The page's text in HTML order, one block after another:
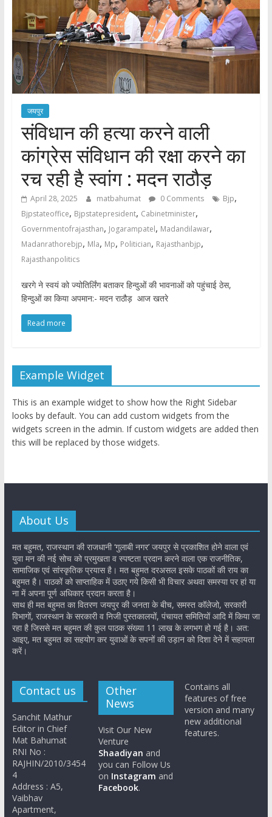
जयपुर
संविधान की हत्या करने वाली
कांग्रेस संविधान की रक्षा करने का
रच रही है स्वांग : मदन राठौड़
April 28, 2025 matbahumat 0 Comments Bjp,
Bjpstateoffice, Bjpstatepresident, Cabinetminister,
Governmentofrajasthan, Jogarampatel, Madandilawar,
Madanrathorebjp, Mla, Mp, Politician, Rajasthanbjp,
Rajasthanpolitics
खरगे ने स्वयं को ज्योतिर्लिंग बताकर हिन्दुओं की भावनाओं को पहुंचाई ठेस,
हिन्दुओं का किया अपमान:- मदन राठौड़ आज खतरे
Read more
Example Widget
This is an example widget to show how the Right Sidebar
looks by default. You can add custom widgets from the
widgets screen in the admin. If custom widgets are added then
this will be replaced by those widgets.
About Us
मत बहुमत, राजस्थान की राजधानी ‘गुलाबी नगर’ जयपुर से प्रकाशित होने वाला एवं
युवा मन की नई सोच को प्रमुखता व स्पष्टता प्रदान करने वाला एक राजनीतिक,
सामाजिक एवं सांस्कृतिक प्रयास है। मत बहुमत दरअसल इसके पाठकों की राय का
बहुमत है। पाठकों को साप्ताहिक में उठाए गये किसी भी विचार अथवा समस्या पर हां या
ना में अपना पूर्ण अधिकार प्रदान करता है।
साथ ही मत बहुमत का वितरण जयपुर की जनता के बीच, समस्त कॉलेजो, सरकारी
विभागों, राजस्थान के सरकारी व निजी पुस्तकालयों, पंचायत समितियों आदि में किया जा
रहा है जिससे मत बहुमत की कुल पाठक संख्या 11 लाख के लगभग हो गई है। अत:
आइए, मत बहुमत का सहयोग कर युवाओं के सपनों की उड़ान को दिशा देने में सहायता
करें।
Contact us
Sanchit Mathur
Editor in Chief
Mat Bahumat
RNI No :
RAJHIN/2010/3454
4
Address : A5,
Vaibhav
Apartment,
Other
News
Visit Our New
Venture
Shaadiyan and
you can Follow Us
on Instagram and
Facebook.
Contains all
features of free
version and many
new additional
features.